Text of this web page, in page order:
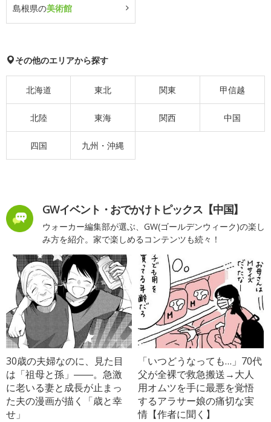
島根県の美術館
その他のエリアから探す
北海道 東北 関東 甲信越
北陸 東海 関西 中国
四国 九州・沖縄
GWイベント・おでかけトピックス【中国】
ウォーカー編集部が選ぶ、GW(ゴールデンウィーク)の楽し
み方を紹介。家で楽しめるコンテンツも続々！
30歳の夫婦なのに、見た目
は「祖母と孫」――。急激
に老いる妻と成長が止まっ
た夫の漫画が描く「歳と幸
せ」
「いつどうなっても…」70代
父が全裸で救急搬送→大人
用オムツを手に最悪を覚悟
するアラサー娘の痛切な実
情【作者に聞く】